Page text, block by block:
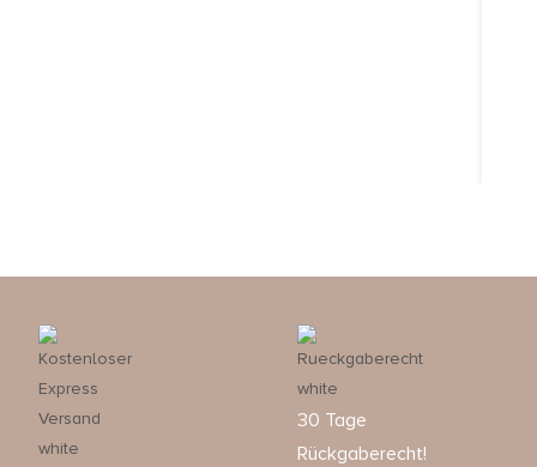
30 Tage
Rückgaberecht!